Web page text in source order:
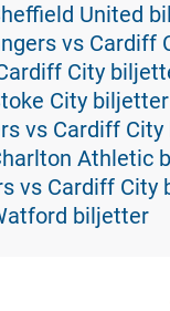
United
vs Cardiff
City
City biljetter
vs Cardiff
Athletic
vs Cardiff City
biljetter